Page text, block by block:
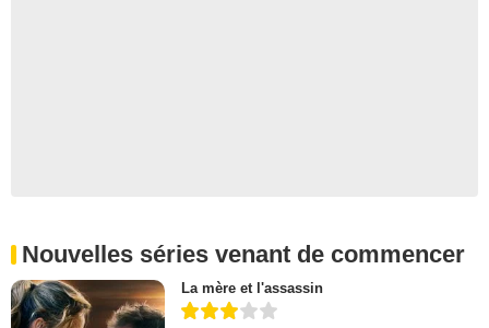
Nouvelles séries venant de commencer
La mère et l'assassin